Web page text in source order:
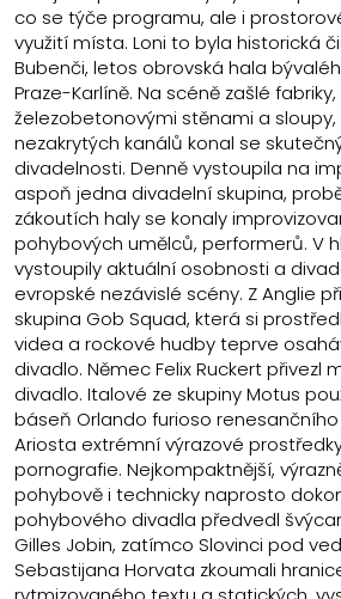
co se týče programu, ale i
využití místa. Loni to byla historická
Bubenči, letos obrovská hala
Praze-Karlíně. Na scéně zašlé
železobetonovými stěnami a
nezakrytých kanálů konal se
divadelnosti. Denně vystoupila na
aspoň jedna divadelní skupina,
zákoutích haly se konaly
pohybových umělců, performerů. V
vystoupily aktuální osobnosti a
evropské nezávislé scény. Z Anglie
skupina Gob Squad, která si
videa a rockové hudby teprve
divadlo. Němec Felix Ruckert přivezl
divadlo. Italové ze skupiny Motus
báseň Orlando furioso
Ariosta extrémní výrazové
pornografie. Nejkompaktnější,
pohybově i technicky naprosto
pohybového divadla předvedl
Gilles Jobin, zatímco Slovinci pod
Sebastijana Horvata zkoumali